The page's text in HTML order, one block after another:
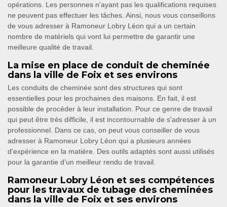
opérations. Les personnes n'ayant pas les qualifications requises
ne peuvent pas effectuer les tâches. Ainsi, nous vous conseillons
de vous adresser à Ramoneur Lobry Léon qui a un certain
nombre de matériels qui vont lui permettre de garantir une
meilleure qualité de travail.
La mise en place de conduit de cheminée
dans la ville de Foix et ses environs
Les conduits de cheminée sont des structures qui sont
essentielles pour les prochaines des maisons. En fait, il est
possible de procéder à leur installation. Pour ce genre de travail
qui peut être très difficile, il est incontournable de s'adresser à un
professionnel. Dans ce cas, on peut vous conseiller de vous
adresser à Ramoneur Lobry Léon qui a plusieurs années
d'expérience en la matière. Des outils adaptés sont aussi utilisés
pour la garantie d'un meilleur rendu de travail.
Ramoneur Lobry Léon et ses compétences
pour les travaux de tubage des cheminées
dans la ville de Foix et ses environs